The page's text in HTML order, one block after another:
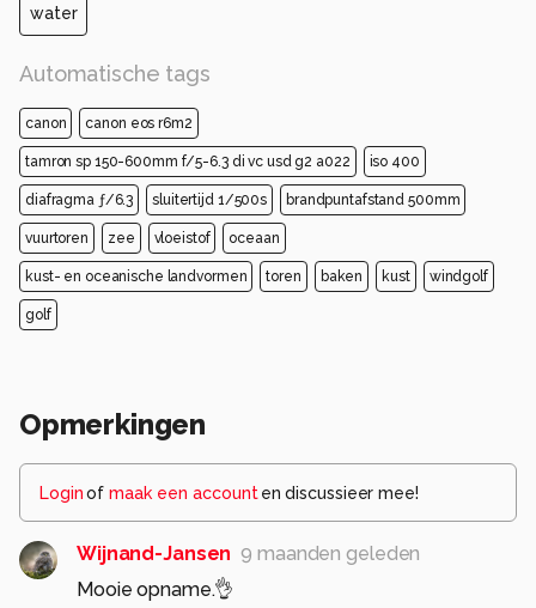
water
Automatische tags
canon canon eos r6m2
tamron sp 150-600mm f/5-6.3 di vc usd g2 a022 iso 400
diafragma ƒ/6.3 sluitertijd 1/500s brandpuntafstand 500mm
vuurtoren zee vloeistof oceaan
kust- en oceanische landvormen toren baken kust windgolf
golf
Opmerkingen
Loginof maak een account en discussieer mee!
Wijnand-Jansen 9 maanden geleden
Mooie opname.👌